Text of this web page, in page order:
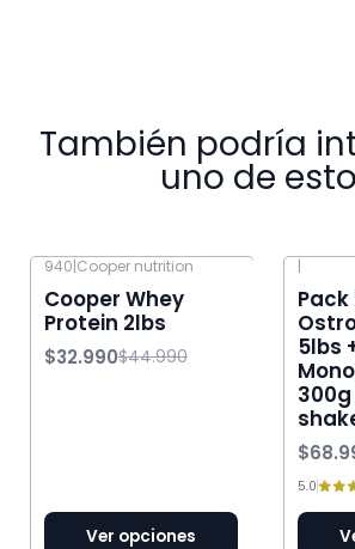
También podría
uno de
940|Cooper nutrition
Cooper Whey
Protein 2lbs
$32.990$44.990
Ver opciones
|
5lbs
5.0